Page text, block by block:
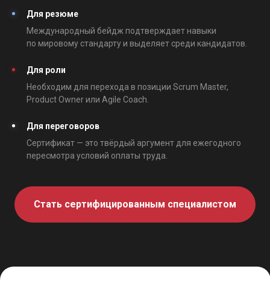
Для резюме
Международный бейдж подтверждает навыки
по мировому стандарту и выделяет среди кандидатов.
Для роли
Необходим для перехода в позиции Scrum Master,
Product Owner или Agile Coach.
Для переговоров
Сертификат — это твёрдый аргумент для ежегодного
пересмотра условий оплаты труда.
Стать сертифицированным специалистом